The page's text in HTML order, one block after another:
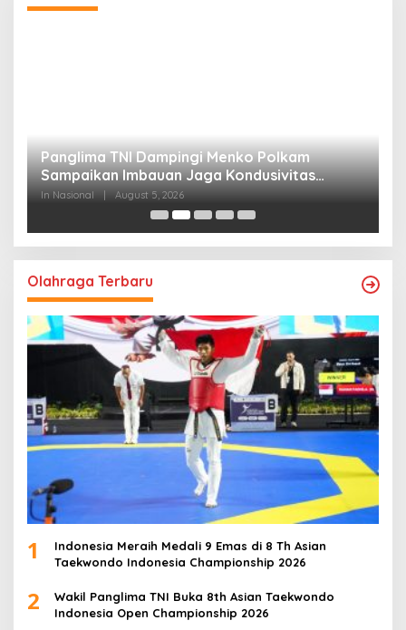
Panglima TNI Dampingi Menko Polkam
Sampaikan Imbauan Jaga Kondusivitas
Bangsa
In Nasional August 5, 2026
Olahraga Terbaru
1
Indonesia Meraih Medali 9 Emas di 8 Th Asian
Taekwondo Indonesia Championship 2026
2
Wakil Panglima TNI Buka 8th Asian Taekwondo
Indonesia Open Championship 2026